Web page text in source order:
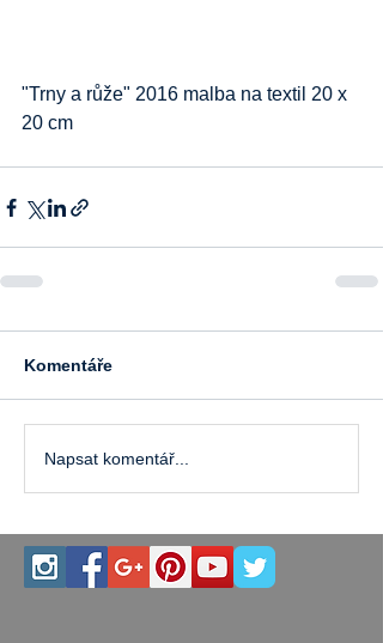
"Trny a růže" 2016 malba na textil 20 x
20 cm
Komentáře
Napsat komentář...